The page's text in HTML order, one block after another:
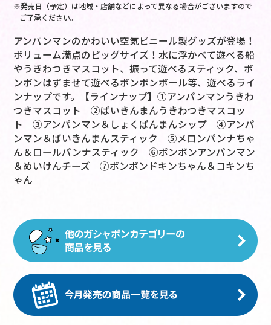
※発売日（予定）は地域・店舗などによって異なる場合がございますので
ご了承ください。
アンパンマンのかわいい空気ビニール製グッズが登場！
ボリューム満点のビッグサイズ！水に浮かべて遊べる船
やうきわつきマスコット、振って遊べるスティック、ボ
ンボンはずませて遊べるボンボンボール等、遊べるライ
ンナップです。【ラインナップ】①アンパンマンうきわ
つきマスコット ②ばいきんまんうきわつきマスコッ
ト ③アンパンマン＆しょくぱんまんシップ ④アンパ
ンマン＆ばいきんまんスティック ⑤メロンパンナちゃ
ん＆ロールパンナスティック ⑥ボンボンアンパンマン
＆めいけんチーズ ⑦ボンボンドキンちゃん＆コキンち
ゃん